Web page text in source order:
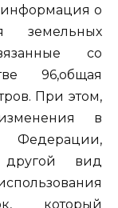
информация о
земельных
со
96,общая
При этом,
в
Федерации,
вид
который